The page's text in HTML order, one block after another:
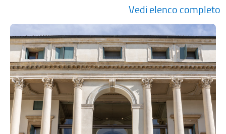
Vedi elenco completo